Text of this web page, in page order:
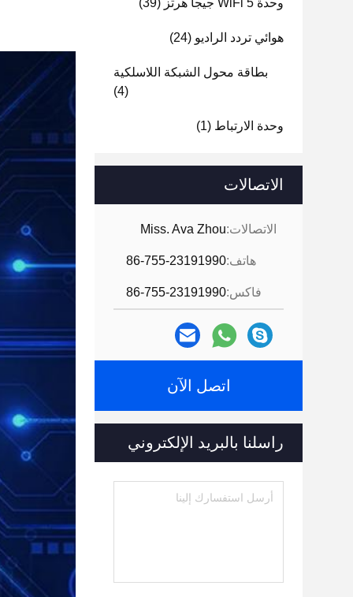
وحدة WiFi 5 جيجا هرتز (39)
هوائي تردد الراديو (24)
بطاقة محول الشبكة اللاسلكية
(4)
وحدة الارتباط (1)
الاتصالات
الاتصالات:Miss. Ava Zhou
هاتف:86-755-23191990
فاكس:86-755-23191990
اتصل الآن
راسلنا بالبريد الإلكتروني